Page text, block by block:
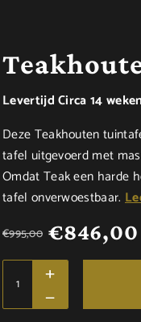
Levertijd Circa 14
Deze Teakhouten
tafel uitgevoerd met
Omdat Teak een harde
tafel onverwoestbaar.
€995,00 €846,00